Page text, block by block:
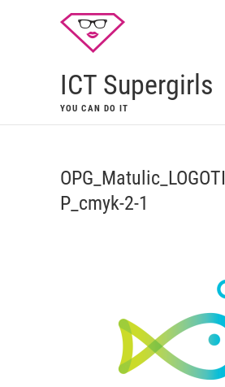
ICT Supergirls
YOU CAN DO IT
OPG_Matulic_LOGOTI
P_cmyk-2-1